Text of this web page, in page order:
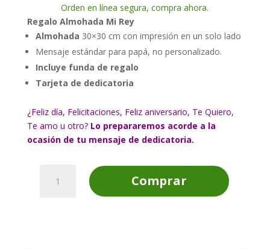
Orden en línea segura, compra ahora.
Regalo Almohada Mi Rey
Almohada 30×30 cm con impresión en un solo lado
Mensaje estándar para papá, no personalizado.
Incluye funda de regalo
Tarjeta de dedicatoria
¿Feliz día, Felicitaciones, Feliz aniversario, Te Quiero,
Te amo u otro? Lo prepararemos acorde a la
ocasión de tu mensaje de dedicatoria.
Almohada
Comprar